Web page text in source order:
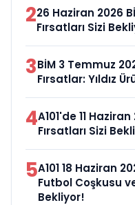
226 Haziran 2026
Fırsatları Sizi
3BİM 3 Temmuz
Fırsatlar: Yıldız
4A101'de 11
Fırsatları Sizi
5A101 18 Haziran
Futbol Coşkusu
Bekliyor!